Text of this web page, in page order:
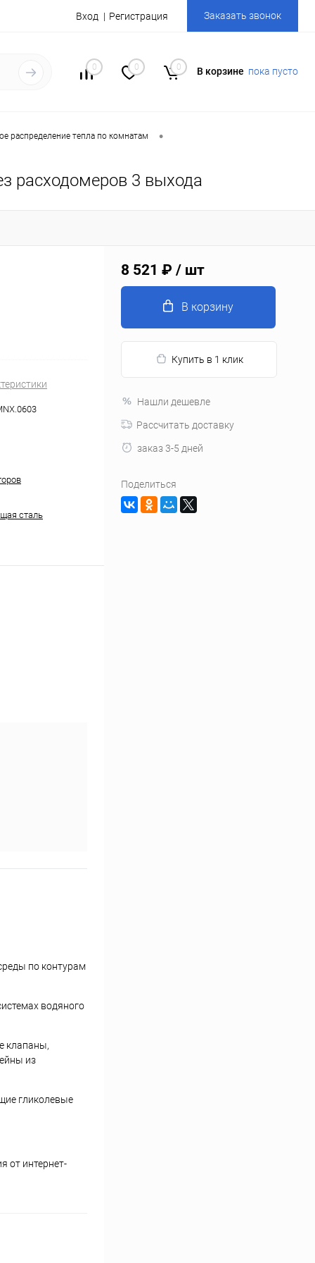
Вход Регистрация Заказать звонок
0 0 0 В корзине пока пусто
распределение тепла по комнатам •
расходомеров 3 выхода
сталь
по контурам
водяного
клапаны,
из
гликолевые
от интернет-
8 521 ₽ / шт
В корзину
Купить в 1 клик
Нашли дешевле
Рассчитать доставку
заказ 3-5 дней
Поделиться